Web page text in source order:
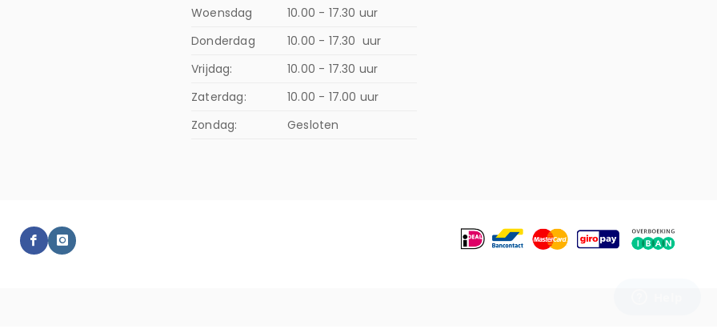
Woensdag
10.00 - 17.30 uur
Donderdag
10.00 - 17.30 uur
Vrijdag:
10.00 - 17.30 uur
Zaterdag:
10.00 - 17.00 uur
Zondag:
Gesloten